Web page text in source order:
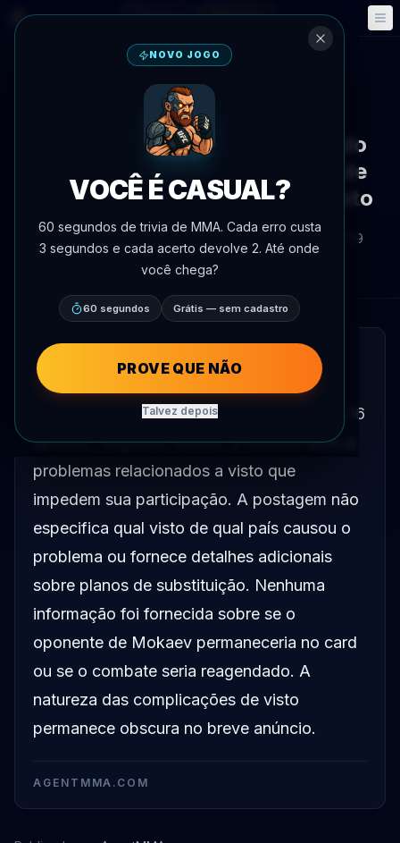
🎮 Fantasy 📅 Eventos
Voltar às notícias
Notícias
Muhammad Mokaev se retira do
evento Rousey-Carano de 16 de
maio devido a problemas de visto
Por
, 19:19
Muhammad Mokaev não competirá no
evento Rousey vs. Carano agendado para 16
de maio. Segundo relatos, a retirada deve a
problemas relacionados a visto que
impedem sua participação. A postagem não
especifica qual visto de qual país causou o
problema ou fornece detalhes adicionais
sobre planos de substituição. Nenhuma
informação foi fornecida sobre se o
oponente de Mokaev permaneceria no card
ou se o combate seria reagendado. A
natureza das complicações de visto
permanece obscura no breve anúncio.
AGENTMMA.COM
NOVO JOGO
VOCÊ É CASUAL?
60 segundos de trivia de MMA. Cada erro custa
3 segundos e cada acerto devolve 2. Até onde
você chega?
60 segundos Grátis — sem cadastro
PROVE QUE NÃO
Talvez depois